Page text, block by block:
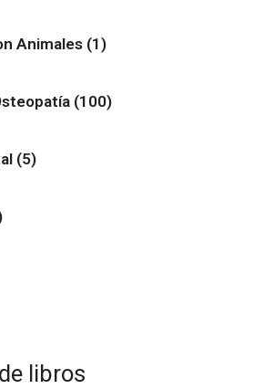
Animales (1)
(100)
(5)
libros